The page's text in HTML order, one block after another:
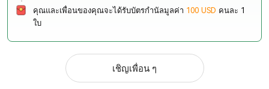
คุณและเพื่อนของคุณจะได้รับบัตรกำนัลมูลค่า 100 USD คนละ 1
ใบ
เชิญเพื่อน ๆ